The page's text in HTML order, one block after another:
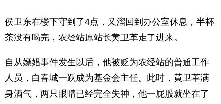
侯卫东在楼下守到了4点，又溜回到办公室休息，半杯
茶没有喝完，农经站原站长黄卫革走了进来。
自从嫖娼事件发生以后，他被贬为农经站的普通工作
人员，白春城一跃成为基金会主任。此时，黄卫革满
身酒气，两只眼睛已经完全失神，他一屁股就坐在了